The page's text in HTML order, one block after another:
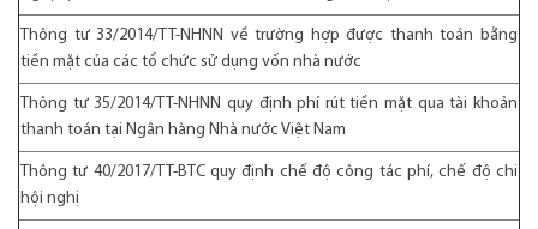
Thông tư 33/2014/TT-NHNN về trường hợp được thanh toán bằng
tiền mặt của các tổ chức sử dụng vốn nhà nước
Thông tư 35/2014/TT-NHNN quy định phí rút tiền mặt qua tài khoản
thanh toán tại Ngân hàng Nhà nước Việt Nam
Thông tư 40/2017/TT-BTCquy định chế độ công tác phí, chế độ chi
hội nghị